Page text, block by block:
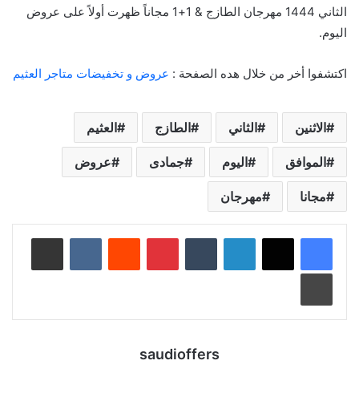
الثاني 1444 مهرجان الطازج & 1+1 مجاناً ظهرت أولاً على عروض
اليوم.
اكتشفوا أخر من خلال هده الصفحة : عروض و تخفيضات متاجر العثيم
الاثنين الثاني الطازج العثيم
الموافق اليوم جمادى عروض
مجانا مهرجان
لينكدإن بينتيريست
saudioffers